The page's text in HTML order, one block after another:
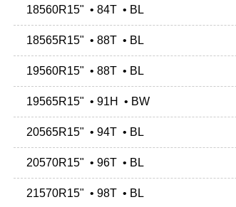
18560R15" • 84T • BL
18565R15" • 88T • BL
19560R15" • 88T • BL
19565R15" • 91H • BW
20565R15" • 94T • BL
20570R15" • 96T • BL
21570R15" • 98T • BL